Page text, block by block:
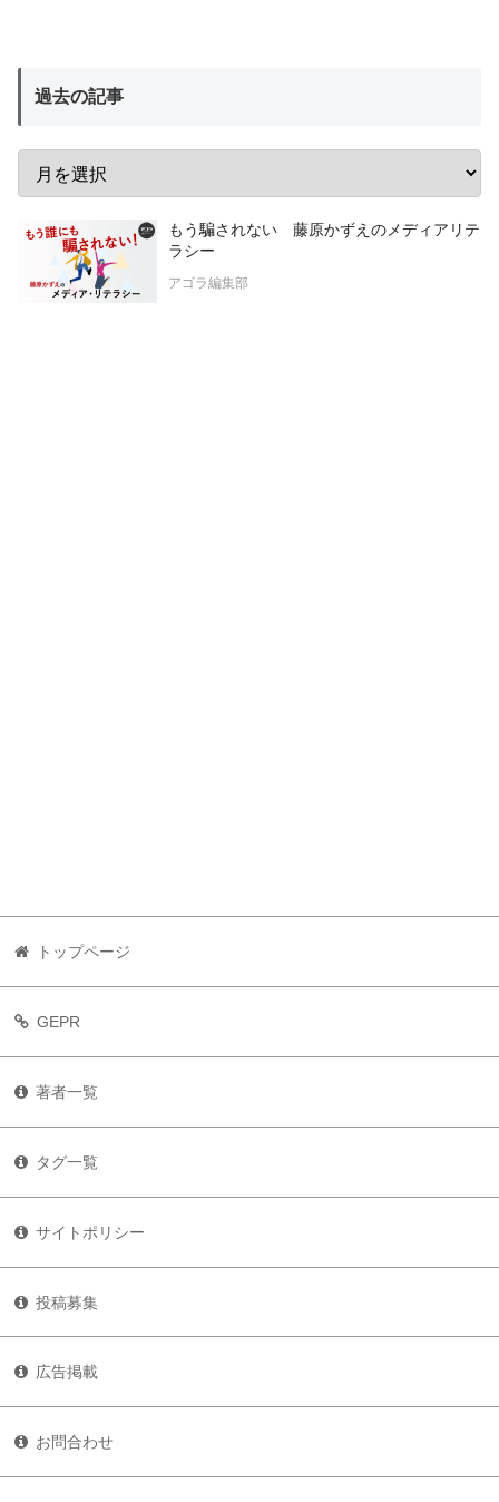
過去の記事
もう騙されない 藤原かずえのメディアリテ
ラシー
アゴラ編集部
トップページ
GEPR
著者一覧
タグ一覧
サイトポリシー
投稿募集
広告掲載
お問合わせ